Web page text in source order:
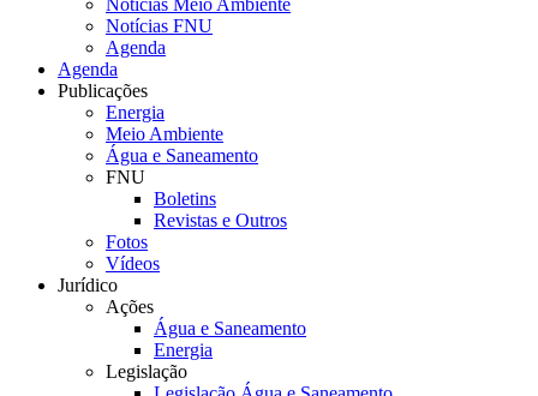
Notícias Meio Ambiente
Notícias FNU
Agenda
Agenda
Publicações
Energia
Meio Ambiente
Água e Saneamento
FNU
Boletins
Revistas e Outros
Fotos
Vídeos
Jurídico
Ações
Água e Saneamento
Energia
Legislação